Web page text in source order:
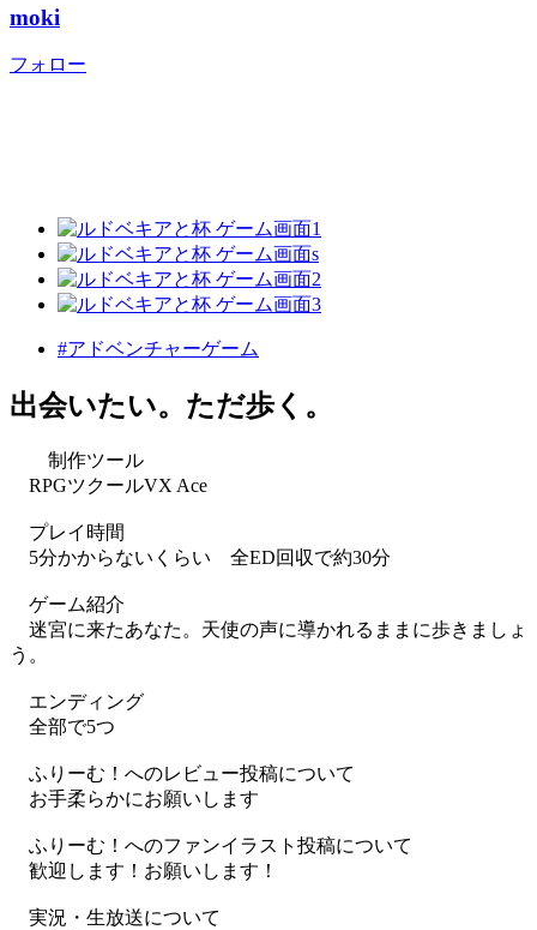
moki
フォロー
#アドベンチャーゲーム
出会いたい。ただ歩く。
制作ツール
RPGツクールVX Ace
プレイ時間
5分かからないくらい 全ED回収で約30分
ゲーム紹介
迷宮に来たあなた。天使の声に導かれるままに歩きましょ
う。
エンディング
全部で5つ
ふりーむ！へのレビュー投稿について
お手柔らかにお願いします
ふりーむ！へのファンイラスト投稿について
歓迎します！お願いします！
実況・生放送について